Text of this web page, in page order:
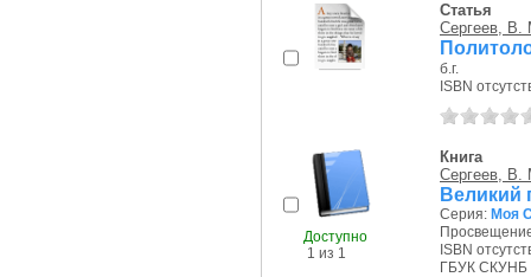
Статья
Сергеев, В.
б.г.
ISBN
Доступно
1 из 1
Книга
Сергеев, В.
Великий
Серия: Моя
ISBN
ГБУК